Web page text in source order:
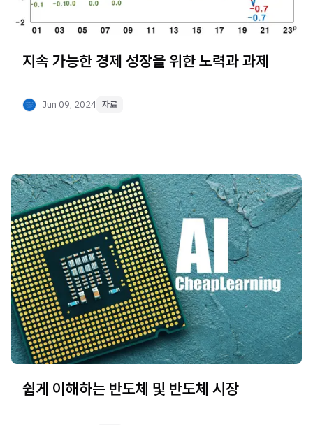
지속 가능한 경제 성장을 위한 노력과 과제
Jun 09, 2024 자료
쉽게 이해하는 반도체 및 반도체 시장